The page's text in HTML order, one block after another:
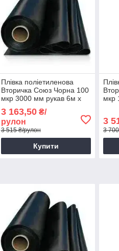
Плівка поліетиленова
Вторичка Союз Чорна 100
мкр 3000 мм рукав 6м х
ремонтних робот
3 163,50₴/
рулон
3 515 ₴/рулон
Купити
мкр
3
3